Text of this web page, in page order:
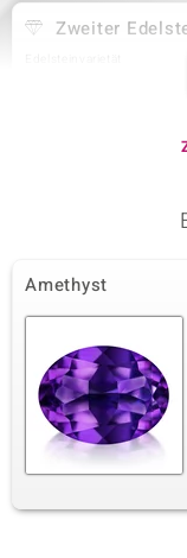
Zweiter
Edelsteinvarietät
Sambia-Amethyst
Karatgewicht Summe
0,855 ct
Fassung
Krappenfassung
Amethyst